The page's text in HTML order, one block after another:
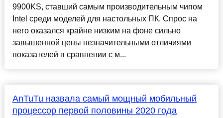
9900KS, ставший самым производительным чипом
Intel среди моделей для настольных ПК. Спрос на
него оказался крайне низким на фоне сильно
завышенной цены незначительными отличиями
показателей в сравнении с м...
AnTuTu назвала самый мощный мобильный
процессор первой половины 2020 года